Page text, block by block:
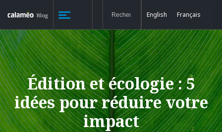
English Français
Édition et écologie : 5
idées pour réduire votre
impact